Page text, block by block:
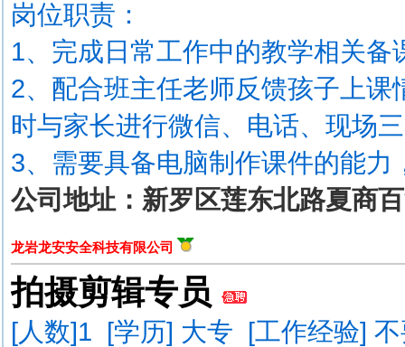
岗位职责：
1、完成日常工作中的教学相关
2、配合班主任老师反馈孩子上
时与家长进行微信、电话、现场
3、需要具备电脑制作课件的能力
公司地址：新罗区莲东北路夏商
龙岩龙安安全科技有限公司
拍摄剪辑专员
[人数]1 [学历] 大专 [工作经验]